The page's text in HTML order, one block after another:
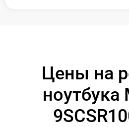
Цены на
ноутбука